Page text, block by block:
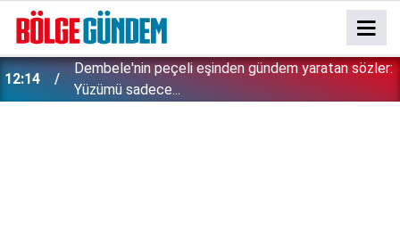
12:14
Dembele'nin peçeli eşinden gündem yaratan sözler:
Yüzümü sadece...